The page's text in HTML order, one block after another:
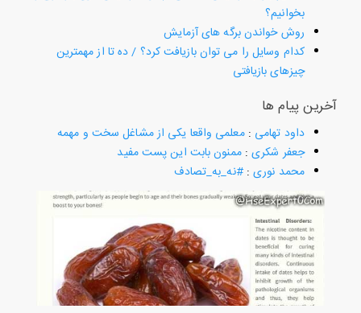
بخوانیم؟
روش خواندن برگه های آزمایش
کدام وسایل را می توان بازیافت کرد؟ / ده تا از مهمترین
چیزهای بازیافتی
آخرین پیام ها
داود تهامی:معلمی واقعا یکی از مشاغل سخت و مهمه
جعفر شکری:ممنون بابت این پست مفید
محمد نوری:#نه_به_تصادف